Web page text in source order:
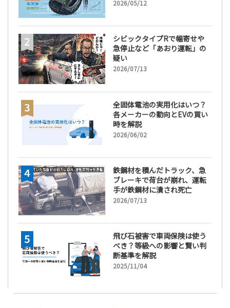
間が販売において極めて重要
2026/05/12
シビックタイプRで幅寄せや
急停止など「あおり運転」の
疑い
2026/07/13
全固体電池の実用化はいつ？
各メーカーの動向とEVの買い
時を解説
2026/06/02
鉄鋼材を積んだトラック、急
ブレーキで荷台が崩れ、運転
手が鉄鋼材に潰され死亡
2026/07/13
飛び石被害で車両保険は使う
べき？等級への影響と賢い判
断基準を解説
2025/11/04